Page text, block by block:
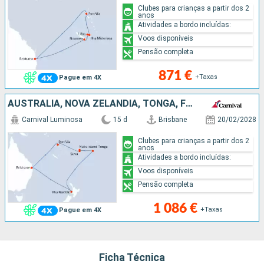
Pague em 4X 871 € +Taxas
Clubes para crianças a partir dos 2
anos
Atividades a bordo incluídas:
Voos disponíveis
Pensão completa
AUSTRALIA, NOVA ZELANDIA, TONGA, FIJI (ILHAS), VANUATU
Pague em 4X
Carnival Luminosa 15 d Brisbane 20/02/2028
1 086 € +Taxas
Clubes para crianças a partir dos 2
anos
Atividades a bordo incluídas:
Voos disponíveis
Pensão completa
Ficha Técnica